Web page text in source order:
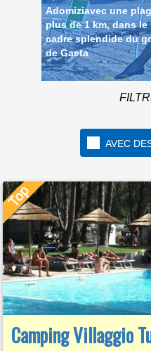
Adomiziavec une
plus de 1 km, dans le
cadre splendide du
de Gaeta
AVEC
Camping Villaggio